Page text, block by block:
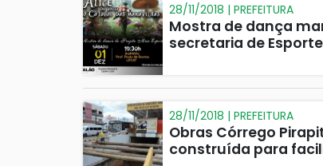
28/11/2018 | PREFEITURA
Mostra de dança
secretaria de
28/11/2018 | PREFEITURA
Obras Córrego
construída para